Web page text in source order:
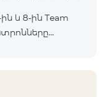
և 8-ին Team
ԲԲԸ